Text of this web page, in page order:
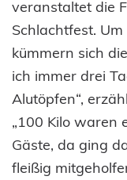
veranstaltet die
Schlachtfest.
kümmern sich
ich immer drei
Alutöpfen“,
„100 Kilo waren
Gäste, da ging
fleißig